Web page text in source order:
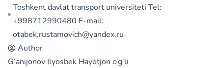
Toshkent davlat transport universiteti Tel:
+998712990480 E-mail:
otabek.rustamovich@yandex.ru
Author
G‘anijonov Ilyosbek Hayotjon o‘g‘li